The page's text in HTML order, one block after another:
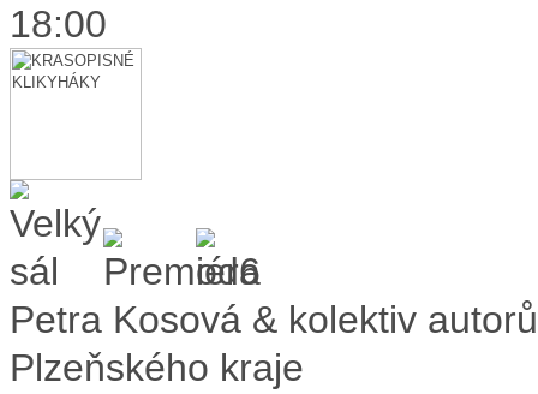
18:00
Petra Kosová & kolektiv
Plzeňského kraje